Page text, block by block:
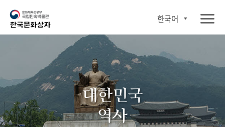
한국어
대한민국
역사